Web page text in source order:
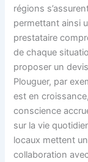
régions
permettant ainsi
prestataire
de chaque
proposer un
Plouguer, par
est en
conscience
sur la vie
locaux mettent
collaboration